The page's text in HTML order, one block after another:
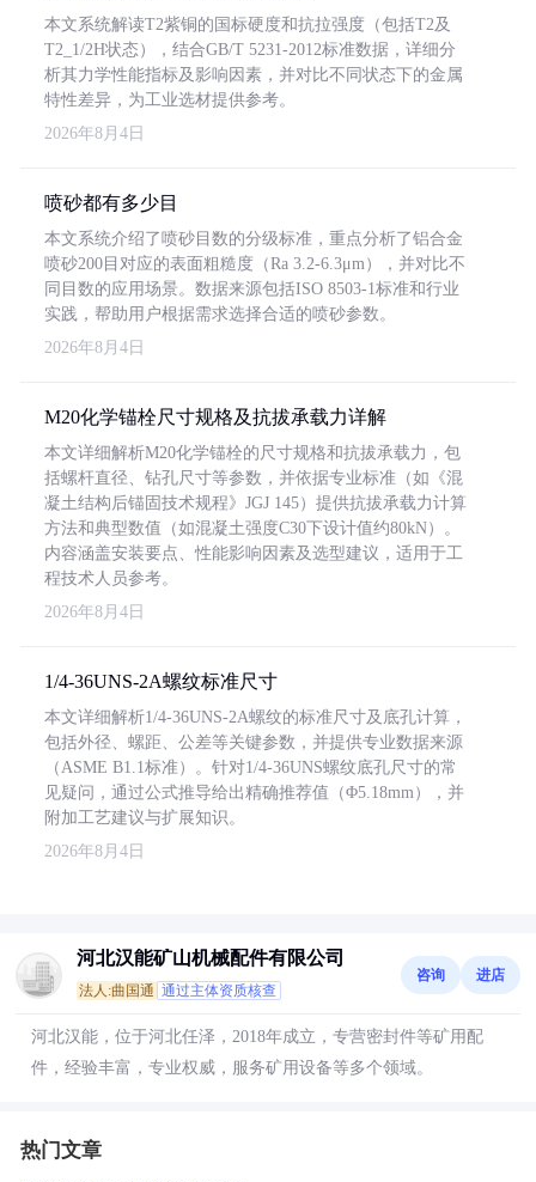
本文系统解读T2紫铜的国标硬度和抗拉强度（包括T2及
T2_1/2H状态），结合GB/T 5231-2012标准数据，详细分
析其力学性能指标及影响因素，并对比不同状态下的金属
特性差异，为工业选材提供参考。
2026年8月4日
喷砂都有多少目
本文系统介绍了喷砂目数的分级标准，重点分析了铝合金
喷砂200目对应的表面粗糙度（Ra 3.2-6.3μm），并对比不
同目数的应用场景。数据来源包括ISO 8503-1标准和行业
实践，帮助用户根据需求选择合适的喷砂参数。
2026年8月4日
M20化学锚栓尺寸规格及抗拔承载力详解
本文详细解析M20化学锚栓的尺寸规格和抗拔承载力，包
括螺杆直径、钻孔尺寸等参数，并依据专业标准（如《混
凝土结构后锚固技术规程》JGJ 145）提供抗拔承载力计算
方法和典型数值（如混凝土强度C30下设计值约80kN）。
内容涵盖安装要点、性能影响因素及选型建议，适用于工
程技术人员参考。
2026年8月4日
1/4-36UNS-2A螺纹标准尺寸
本文详细解析1/4-36UNS-2A螺纹的标准尺寸及底孔计算，
包括外径、螺距、公差等关键参数，并提供专业数据来源
（ASME B1.1标准）。针对1/4-36UNS螺纹底孔尺寸的常
见疑问，通过公式推导给出精确推荐值（Φ5.18mm），并
附加工艺建议与扩展知识。
2026年8月4日
河北汉能矿山机械配件有限公司
法人:曲国通 通过主体资质核查
咨询 进店
河北汉能，位于河北任泽，2018年成立，专营密封件等矿用配
件，经验丰富，专业权威，服务矿用设备等多个领域。
热门文章